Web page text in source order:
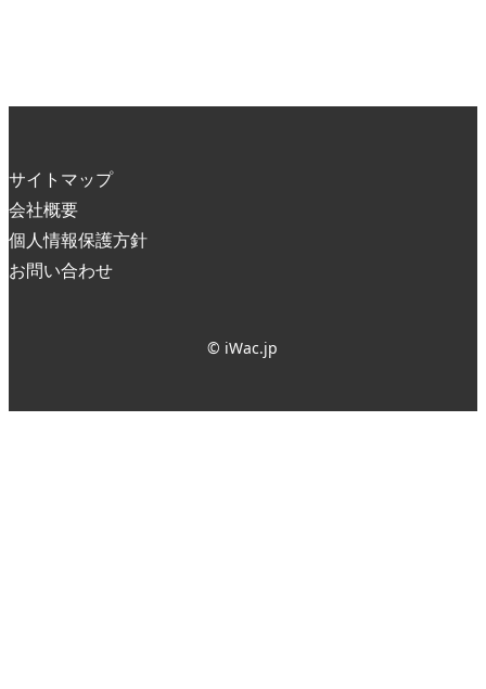
サイトマップ
会社概要
個人情報保護方針
お問い合わせ
© iWac.jp